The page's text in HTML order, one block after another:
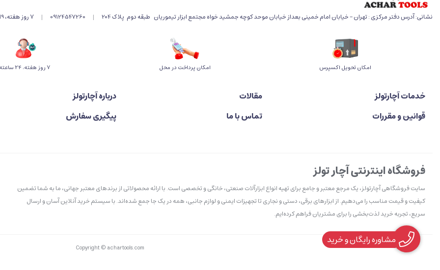
نشانی: آدرس دفتر مرکزی : تهران - خیابان امام خمینی بعداز خیابان موحد کوچه جمشید خواه مجتمع ابزار تیموریان طبقه دوم پلاک 204 |
09124547260
| ۷ روز هفته، 9الی 19 پاسخگوی شما هستیم .
اﻣﮑﺎن ﺗﺤﻮﯾﻞ اﮐﺴﭙﺮس امکان پرداخت در محل ۷ روز ﻫﻔﺘﻪ، ۲۴ ﺳﺎﻋﺘﻪ
خدمات آچارتولز مقالات
درباره آچارتولز
قوانین و مقررات
تماس با ما پیگیری سفارش
فروشگاه اینترنتی آچار تولز
سایت فروشگاهی آچارتولز، یک مرجع معتبر و جامع برای تهیه انواع ابزارآلات صنعتی، خانگی و تخصصی است. با ارائه محصولاتی از برندهای معتبر جهانی، ما به شما تضمین
کیفیت و قیمت مناسب را می‌دهیم. از ابزارهای برقی، دستی و نجاری تا تجهیزات ایمنی و لوازم جانبی، همه در یک جا جمع شده‌اند. با سیستم خرید آنلاین آسان و ارسال
سریع، تجربه خرید لذت‌بخشی را برای مشتریان فراهم کرده‌ایم.
Copyright © achartools.com
مشاوره رایگان و خرید